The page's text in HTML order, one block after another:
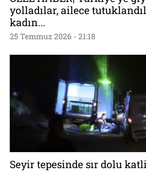
yolladılar, ailece
kadın...
25 Temmuz 2026 - 21:18
Seyir tepesinde sır dolu